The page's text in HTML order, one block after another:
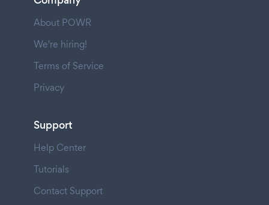
About POWR
We're hiring!
Terms of Service
Privacy
Support
Help Center
Tutorials
Contact Support